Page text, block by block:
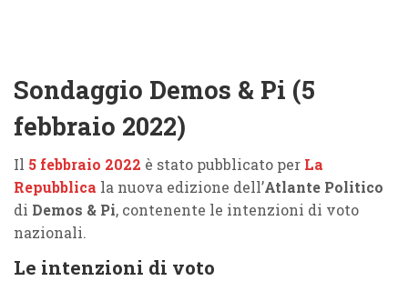
Sondaggio Demos & Pi (5
febbraio 2022)
Il 5 febbraio 2022 è stato pubblicato per La
Repubblica la nuova edizione dell’Atlante Politico
di Demos & Pi, contenente le intenzioni di voto
nazionali.
Le intenzioni di voto